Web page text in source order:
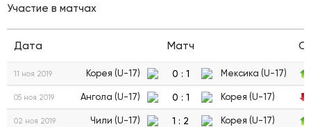
Участие в матчах
Дата Матч
11 ноя 2019 Корея (U-17) 0 : 1 Мексика (U-17)
05 ноя 2019 Ангола (U-17) 0 : 1 Корея (U-17)
02 ноя 2019 Чили (U-17) 1 : 2 Корея (U-17)